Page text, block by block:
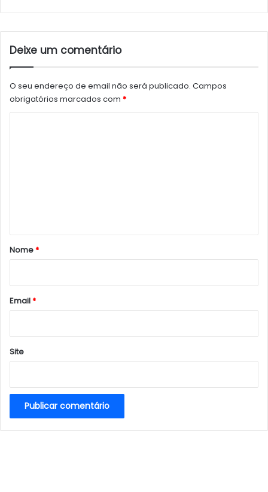
Deixe um comentário
O seu endereço de email não será publicado. Campos
obrigatórios marcados com *
r
*
Nome*
Email*
Site